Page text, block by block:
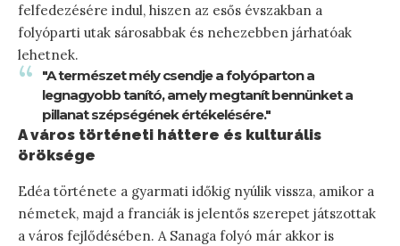
felfedezésére indul, hiszen az esős évszakban a
folyóparti utak sárosabbak és nehezebben járhatóak
lehetnek.
"A természet mély csendje a folyóparton a
legnagyobb tanító, amely megtanít bennünket a
pillanat szépségének értékelésére."
A város történeti háttere és kulturális
öröksége
Edéa története a gyarmati időkig nyúlik vissza, amikor a
németek, majd a franciák is jelentős szerepet játszottak
a város fejlődésében. A Sanaga folyó már akkor is